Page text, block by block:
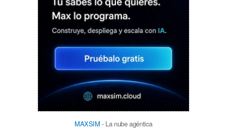
MAXSIM - La nube agéntica